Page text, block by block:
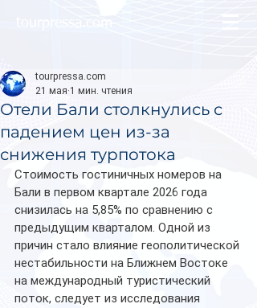
Отели Бали столкнулись с
падением цен из-за
снижения турпотока
tourpressa.com
21 мая 1 мин. чтения
Стоимость гостиничных номеров на
Бали в первом квартале 2026 года
снизилась на 5,85% по сравнению с
предыдущим кварталом. Одной из
причин стало влияние геополитической
нестабильности на Ближнем Востоке
на международный туристический
поток, следует из исследования